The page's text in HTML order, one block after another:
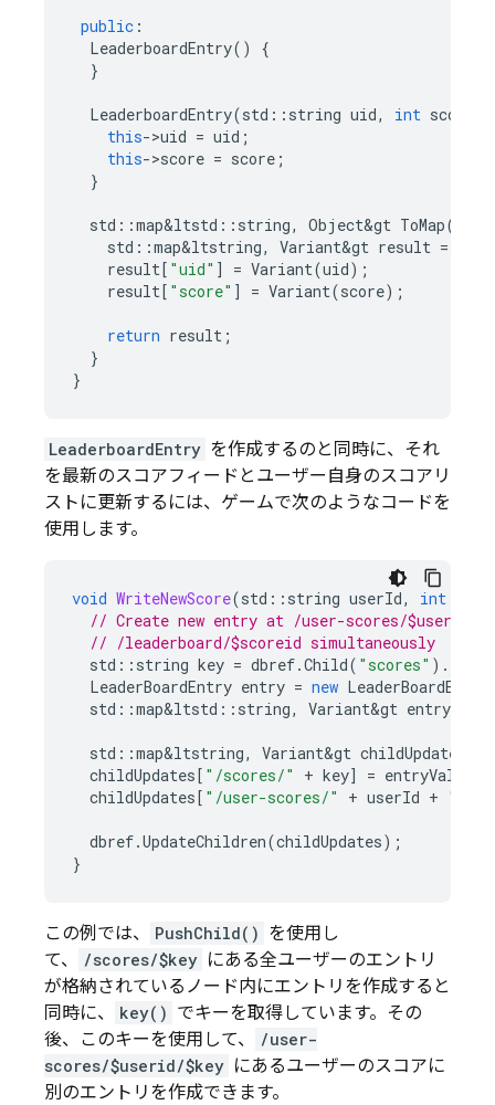
public :
LeaderboardEntry()
{
}
LeaderboardEntry(std :: string uid, int score
this->uid = uid ;
this->score = score ;
}
std ::map&ltstd :: string, Object&gt ToMap()
std ::map&ltstring, Variant&gt result =
result[ "uid" ] = Variant(uid);
result[ "score" ] = Variant(score);
return result ;
}
}
LeaderboardEntry を作成するのと同時に、それ
を最新のスコアフィードとユーザー自身のスコアリ
ストに更新するには、ゲームで次のようなコードを
使用します。
void WriteNewScore(std :: string userId, int
// Create new entry at /user-scores/$userid/
// /leaderboard/$scoreid simultaneously
std :: string key = dbref.Child( "scores" ).
LeaderBoardEntry entry = new LeaderBoardEntry
std ::map&ltstd :: string, Variant&gt
std ::map&ltstring, Variant&gt childUpdates
childUpdates[ "/scores/" + key] = entryValues
childUpdates[ "/user-scores/" + userId + "/"
dbref.UpdateChildren(childUpdates);
}
この例では、 PushChild() を使用し
て、
/scores/$key にある全ユーザーのエントリ
が格納されているノード内にエントリを作成すると
同時に、
key() でキーを取得しています。その
後、このキーを使用して、
/user-
scores/$userid/$key にあるユーザーのスコアに
別のエントリを作成できます。